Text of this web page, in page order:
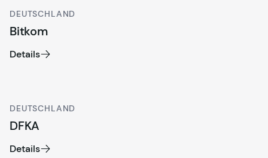
DEUTSCHLAND
Bitkom
Details
DEUTSCHLAND
DFKA
Details